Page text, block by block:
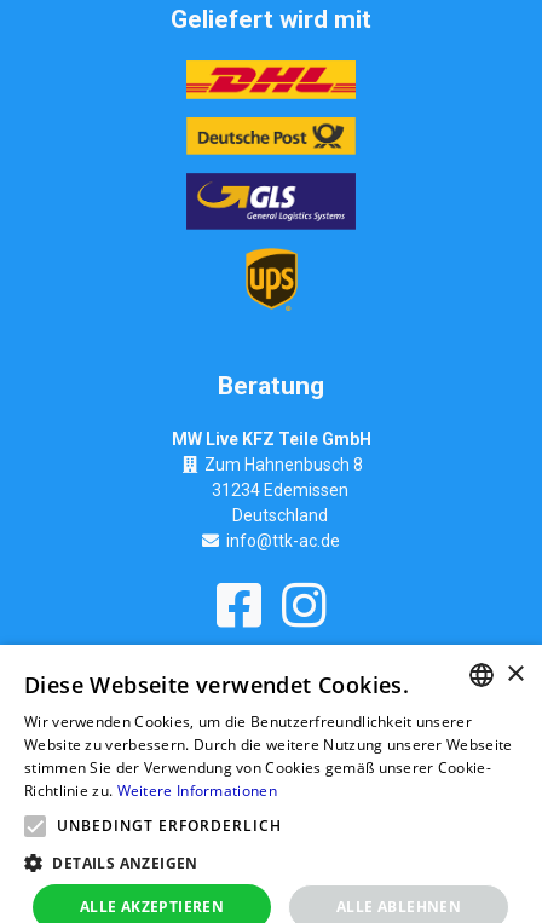
Geliefert wird mit
Beratung
MW Live KFZ Teile GmbH
Zum Hahnenbusch 8
31234 Edemissen
Deutschland
info@ttk-ac.de
GERMAN
RUSSIAN
×
Diese Webseite verwendet Cookies.
Wir verwenden Cookies, um die Benutzerfreundlichkeit unserer
Website zu verbessern. Durch die weitere Nutzung unserer Webseite
stimmen Sie der Verwendung von Cookies gemäß unserer Cookie-
Richtlinie zu. Weitere Informationen
UNBEDINGT ERFORDERLICH
DETAILS ANZEIGEN
ALLE AKZEPTIEREN ALLE ABLEHNEN